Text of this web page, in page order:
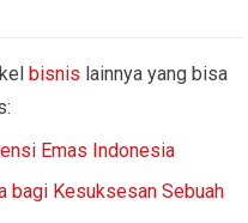
bisnis lainnya yang bisa
Emas Indonesia
bagi Kesuksesan Sebuah